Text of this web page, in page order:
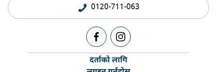
0120-711-063
दर्ताको लागि